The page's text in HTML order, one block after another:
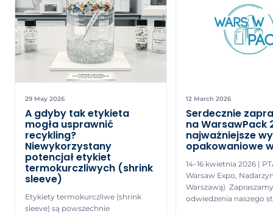
29 May 2026
A gdyby tak etykieta
mogła usprawnić
recykling?
Niewykorzystany
potencjał etykiet
termokurczliwych (shrink
sleeve)
Etykiety termokurczliwe (shrink
sleeve) są powszechnie
12 March 2026
Serdecznie
na WarsawPack
najważniejsze
opakowaniowe
14–16 kwietnia 2026 |
Warsaw Expo,
Warszawą)
odwiedzenia naszego